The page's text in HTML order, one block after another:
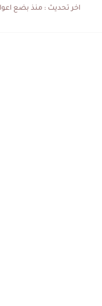
اخر تحديث :منذ بضع